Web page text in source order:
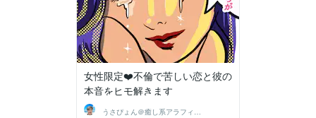
女性限定❤️不倫で苦しい恋と彼の
本音をヒモ解きます
うさぴょん＠癒し系アラフィフ心寄り添い人